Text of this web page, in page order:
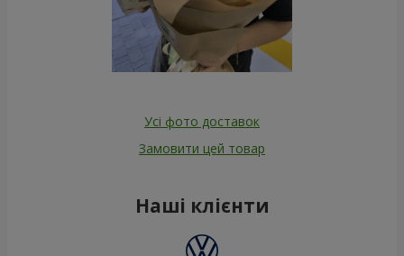
Усі фото доставок
Замовити цей товар
Наші клієнти